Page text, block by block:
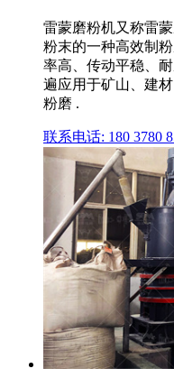
雷蒙磨粉机又称雷
粉末的一种高效制
率高、传动平稳、
遍应用于矿山、建
粉磨 .
联系电话: 180 3780